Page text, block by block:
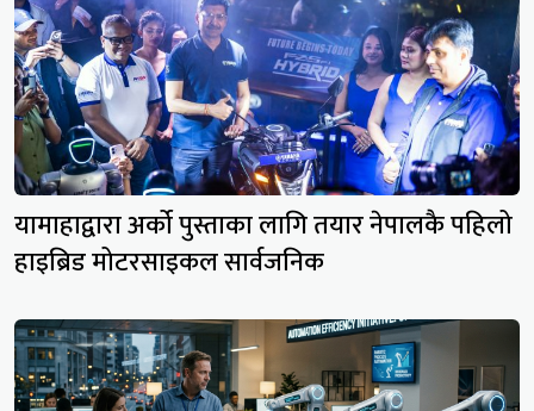
यामाहाद्वारा अर्को पुस्ताका लागि तयार नेपालकै पहिलो
हाइब्रिड मोटरसाइकल सार्वजनिक